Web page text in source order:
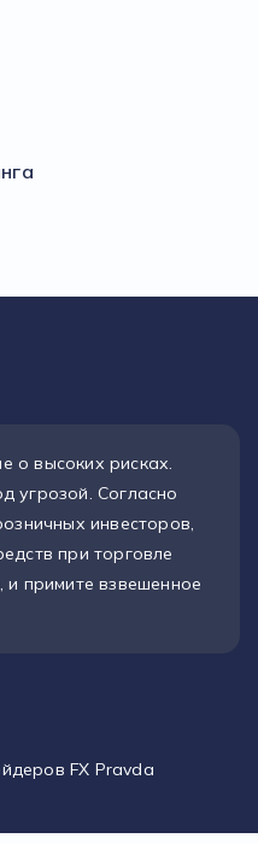
о высоких рисках.
угрозой. Согласно
инвесторов,
при торговле
и примите взвешенное
FX Pravda